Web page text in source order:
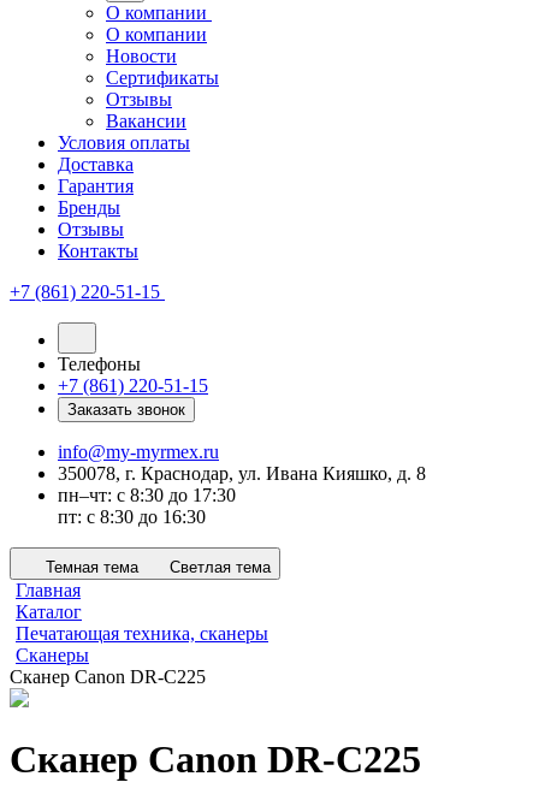
О компании
О компании
Новости
Сертификаты
Отзывы
Вакансии
Условия оплаты
Доставка
Гарантия
Бренды
Отзывы
Контакты
+7 (861) 220-51-15
Телефоны
+7 (861) 220-51-15
Заказать звонок
info@my-myrmex.ru
350078, г. Краснодар, ул. Ивана Кияшко, д. 8
пн–чт: с 8:30 до 17:30
пт: с 8:30 до 16:30
Темная тема Светлая тема
Главная
Каталог
Печатающая техника, сканеры
Сканеры
Сканер Canon DR-C225
Сканер Canon DR-C225